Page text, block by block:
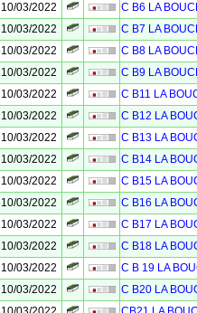
10/03/2022
C B6 LA
10/03/2022
C B7 LA
10/03/2022
C B8 LA
10/03/2022
C B9 LA
10/03/2022
C B11 LA
10/03/2022
C B12 LA
10/03/2022
C B13 LA
10/03/2022
C B14 LA
10/03/2022
C B15 LA
10/03/2022
C B16 LA
10/03/2022
C B17 LA
10/03/2022
C B18 LA
10/03/2022
C B 19 LA
10/03/2022
C B20 LA